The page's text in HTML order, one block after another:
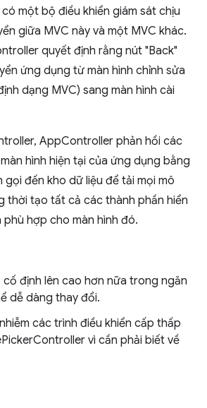
một bộ điều khiển giám sát chịu
giữa MVC này và một MVC khác.
quyết định rằng nút "Back"
ứng dụng từ màn hình chỉnh sửa
dạng MVC) sang màn hình cài
AppController phản hồi các
hình hiện tại của ứng dụng bằng
gọi đến kho dữ liệu để tải mọi mô
thời tạo tất cả các thành phần hiển
phù hợp cho màn hình đó.
cố định lên cao hơn nữa trong ngăn
dễ dàng thay đổi.
các trình điều khiển cấp thấp
vì cần phải biết về